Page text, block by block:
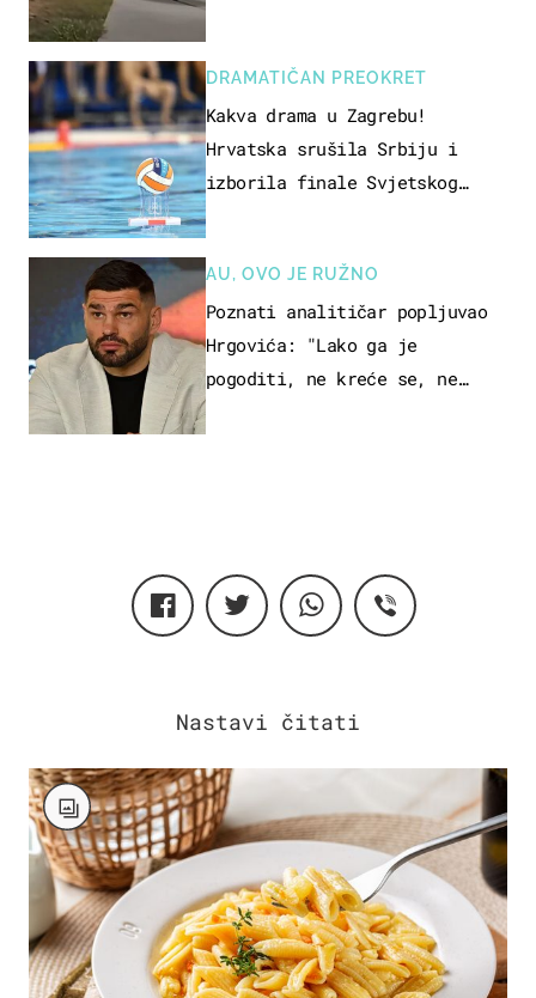
DRAMATIČAN PREOKRET
Kakva drama u Zagrebu!
Hrvatska srušila Srbiju i
izborila finale Svjetskog
AU, OVO JE RUŽNO
Poznati analitičar popljuvao
Hrgovića: "Lako ga je
pogoditi, ne kreće se, ne